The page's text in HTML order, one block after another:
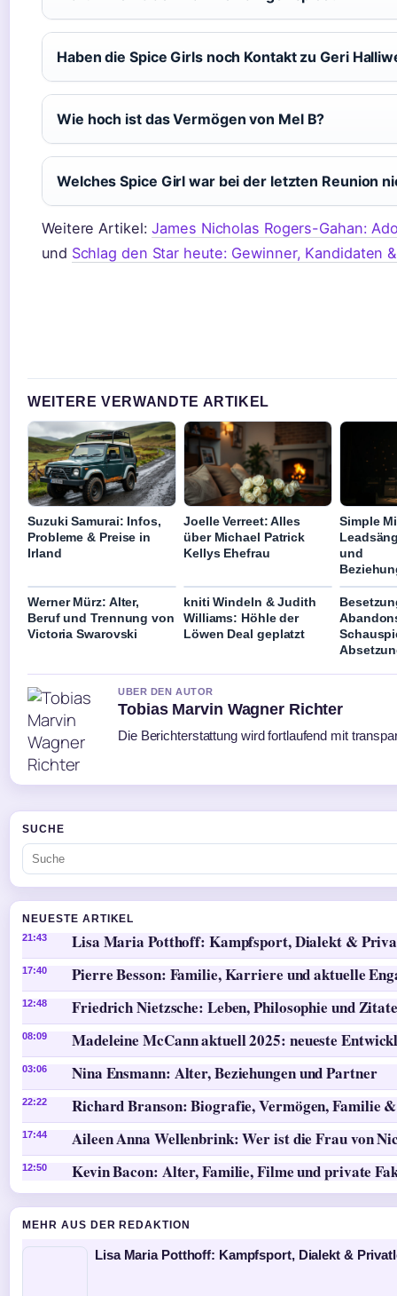
Haben die Spice Girls noch Kontakt zu Geri
Wie hoch ist das Vermögen von Mel B?
Welches Spice Girl war bei der letzten Reunion
Weitere Artikel:James Nicholas Rogers-Gahan:
und Schlag den Star heute: Gewinner, Kandidaten
WEITERE VERWANDTE ARTIKEL
Suzuki Samurai: Infos,
Probleme & Preise in
Irland
Joelle Verreet: Alles
über Michael Patrick
Kellys Ehefrau
Simple
und
Werner Mürz: Alter,
Beruf und Trennung von
Victoria Swarovski
kniti Windeln & Judith
Williams: Höhle der
Löwen Deal geplatzt
UBER DEN AUTOR
Tobias Marvin Wagner Richter
Die Berichterstattung wird fortlaufend mit
SUCHE
NEUESTE ARTIKEL
21:43 Lisa Maria Potthoff: Kampfsport, Dialekt &
17:40 Pierre Besson: Familie, Karriere und aktuelle
12:48 Friedrich Nietzsche: Leben, Philosophie und Zitate
08:09 Madeleine McCann aktuell 2025: neueste
03:06 Nina Ensmann: Alter, Beziehungen und Partner
22:22 Richard Branson: Biografie, Vermögen, Familie
17:44 Aileen Anna Wellenbrink: Wer ist die Frau von
12:50 Kevin Bacon: Alter, Familie, Filme und private
MEHR AUS DER REDAKTION
Lisa Maria Potthoff: Kampfsport, Dialekt &